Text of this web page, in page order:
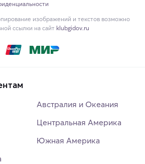
изображений и текстов возможно
ссылки на сайт klubgidov.ru
Австралия и Океания
Центральная Америка
Южная Америка